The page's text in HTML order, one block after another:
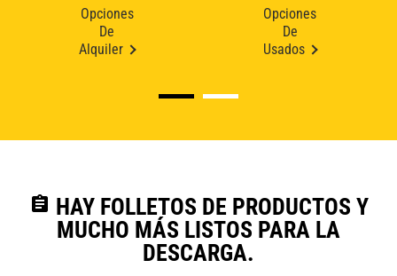
Opciones
De
Alquiler
Opciones
De
Usados
assignment HAY FOLLETOS DE PRODUCTOS Y
MUCHO MÁS LISTOS PARA LA
DESCARGA.